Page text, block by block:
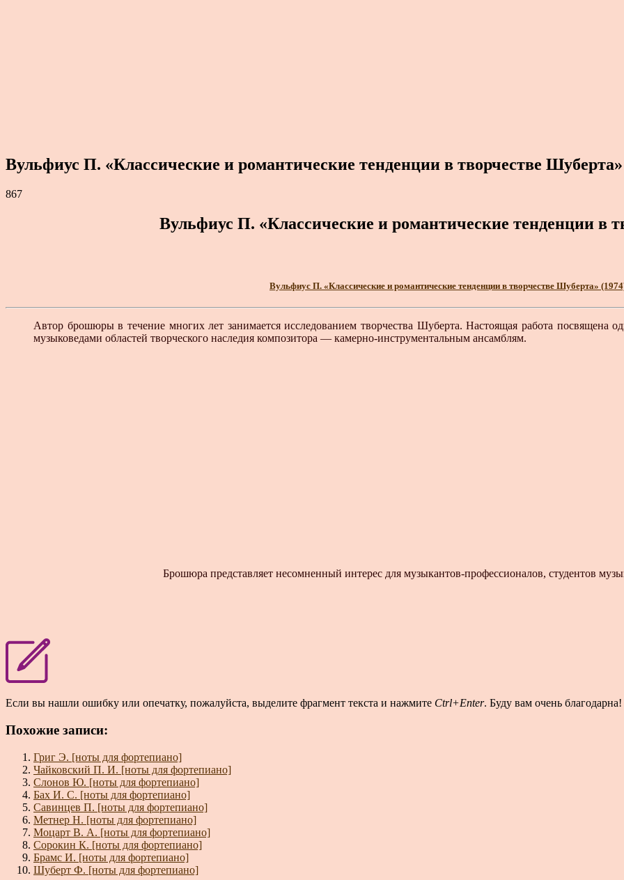
Вульфиус П. «Классические и романтические тенденции в творчестве Шуберта»
867
Вульфиус П. «Классические и романтические тенденции в
Вульфиус П. «Классические и романтические тенденции в творчестве Шуберта»
Автор брошюры в течение многих лет занимается исследованием творчества Шуберта. Настоящая работа посвящена
музыковедами областей творческого наследия композитора — камерно-инструментальным ансамблям.
Брошюра представляет несомненный интерес для музыкантов-профессионалов, студентов
Если вы нашли ошибку или опечатку, пожалуйста, выделите фрагмент текста и нажмите Ctrl+Enter. Буду вам очень благодарна!
Похожие записи:
Григ Э. [ноты для фортепиано]
Чайковский П. И. [ноты для фортепиано]
Слонов Ю. [ноты для фортепиано]
Бах И. С. [ноты для фортепиано]
Савинцев П. [ноты для фортепиано]
Метнер Н. [ноты для фортепиано]
Моцарт В. А. [ноты для фортепиано]
Сорокин К. [ноты для фортепиано]
Брамс И. [ноты для фортепиано]
Шуберт Ф. [ноты для фортепиано]